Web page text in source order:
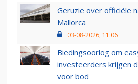
Geruzie over officiële
Mallorca
03-08-2026, 11:06
Biedingsoorlog om
investeerders krijgen
voor bod